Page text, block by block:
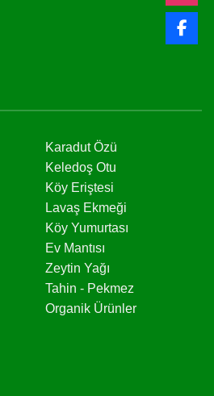
Karadut Özü
Keledoş Otu
Köy Eriştesi
Lavaş Ekmeği
Köy Yumurtası
Ev Mantısı
Zeytin Yağı
Tahin - Pekmez
Organik Ürünler